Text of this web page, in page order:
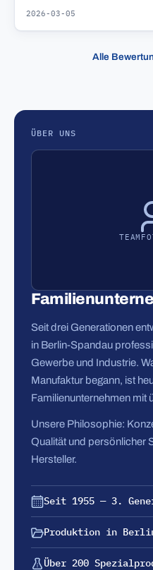
2026-03-05
Alle
ÜBER UNS
Seit drei Generationen
in Berlin-Spandau
Gewerbe und Industrie.
Manufaktur begann, ist
Familienunternehmen mit
Unsere Philosophie:
Qualität und persönlicher
Hersteller.
Seit 1955 — 3.
Produktion in
Über 200